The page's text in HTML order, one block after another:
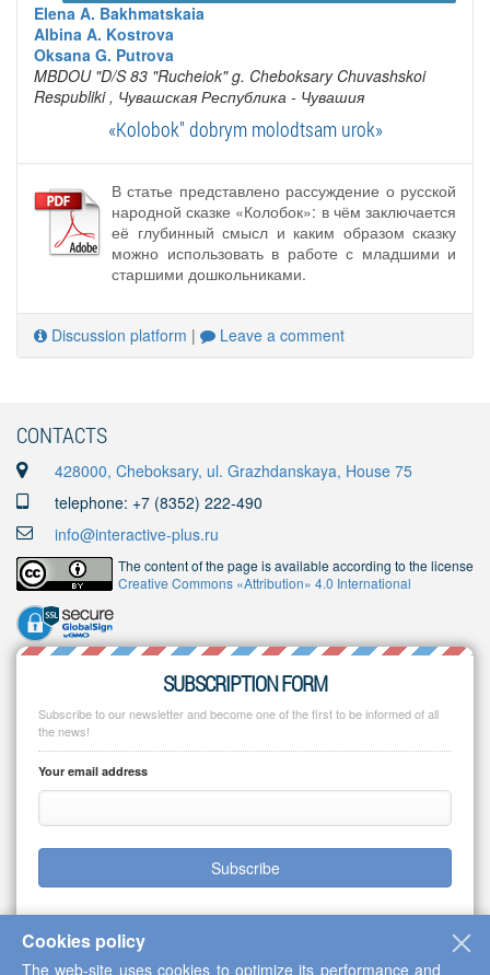
Elena A. Bakhmatskaia
Albina A. Kostrova
Oksana G. Putrova
MBDOU "D/S 83 "Rucheiok" g. Cheboksary Chuvashskoi
Respubliki , Чувашская Республика - Чувашия
«Kolobok" dobrym molodtsam urok»
В статье представлено рассуждение о русской
народной сказке «Колобок»: в чём заключается
её глубинный смысл и каким образом сказку
можно использовать в работе с младшими и
старшими дошкольниками.
Discussion platform | Leave a comment
CONTACTS
428000, Cheboksary, ul. Grazhdanskaya, House 75
telephone: +7 (8352) 222-490
info@interactive-plus.ru
The content of the page is available according to the license
Creative Commons «Attribution» 4.0 International
SUBSCRIPTION FORM
Subscribe to our newsletter and become one of the first to be informed of all
the news!
Your email address
Subscribe
Copyright © 2013-2026 Scientific Cooperation Center "Interactive Plus"
Cookies policy
The web-site uses cookies to optimize its performance and